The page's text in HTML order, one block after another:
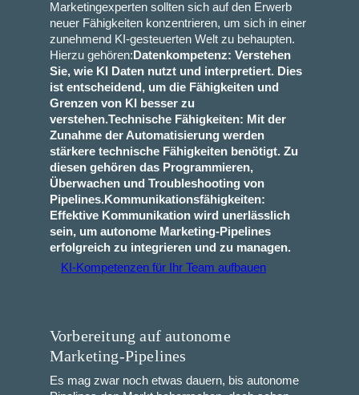
Marketingexperten sollten sich auf den Erwerb
neuer Fähigkeiten konzentrieren, um sich in einer
zunehmend KI-gesteuerten Welt zu behaupten.
Hierzu gehören: Datenkompetenz: Verstehen
Sie, wie KI Daten nutzt und interpretiert. Dies
ist entscheidend, um die Fähigkeiten und
Grenzen von KI besser zu
verstehen.Technische Fähigkeiten: Mit der
Zunahme der Automatisierung werden
stärkere technische Fähigkeiten benötigt. Zu
diesen gehören das Programmieren,
Überwachen und Troubleshooting von
Pipelines.Kommunikationsfähigkeiten:
Effektive Kommunikation wird unerlässlich
sein, um autonome Marketing-Pipelines
erfolgreich zu integrieren und zu managen.
KI‑Kompetenzen für Ihr Team aufbauen
Vorbereitung auf autonome
Marketing-Pipelines
Es mag zwar noch etwas dauern, bis autonome